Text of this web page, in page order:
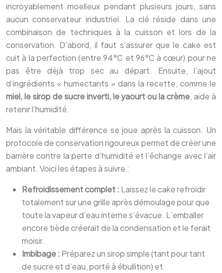
incroyablement moelleux pendant plusieurs jours, sans
aucun conservateur industriel. La clé réside dans une
combinaison de techniques à la cuisson et lors de la
conservation. D’abord, il faut s’assurer que le cake est
cuit à la perfection (entre 94°C et 96°C à cœur) pour ne
pas être déjà trop sec au départ. Ensuite, l’ajout
d’ingrédients « humectants » dans la recette, comme le
miel, le sirop de sucre inverti, le yaourt ou la crème, aide à
retenir l’humidité.
Mais la véritable différence se joue après la cuisson. Un
protocole de conservation rigoureux permet de créer une
barrière contre la perte d’humidité et l’échange avec l’air
ambiant. Voici les étapes à suivre :
Refroidissement complet : Laissez le cake refroidir
totalement sur une grille après démoulage pour que
toute la vapeur d’eau interne s’évacue. L’emballer
encore tiède créerait de la condensation et le ferait
moisir.
Imbibage : Préparez un sirop simple (tant pour tant
de sucre et d’eau, porté à ébullition) et